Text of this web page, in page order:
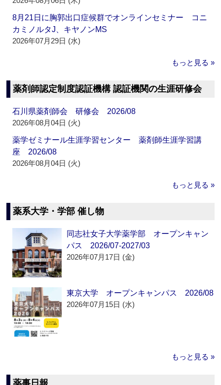
8月21日に胸郭出口症候群でオンラインセミナー コニ
カミノルタJ、キヤノンMS
2026年07月29日 (水)
もっと見る »
薬剤師認定制度認証機構 認証機関の生涯研修会
石川県薬剤師会 研修会 2026/08
2026年08月04日 (火)
薬学ゼミナール生涯学習センター 薬剤師生涯学習講
座 2026/08
2026年08月04日 (火)
もっと見る »
薬系大学・学部 催し物
同志社女子大学薬学部 オープンキャン
パス 2026/07-2027/03
2026年07月17日 (金)
東京大学 オープンキャンパス 2026/08
2026年07月15日 (水)
もっと見る »